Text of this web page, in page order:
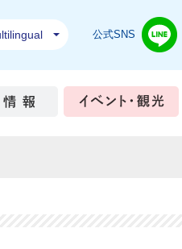
公式SNS
づくり 市政情報